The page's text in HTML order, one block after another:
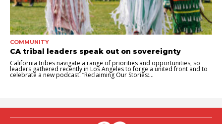
COMMUNITY
CA tribal leaders speak out on sovereignty
California tribes navigate a range of priorities and opportunities, so
leaders gathered recently in Los Angeles to forge a united front and to
celebrate a new podcast. “Reclaiming Our Stories:...